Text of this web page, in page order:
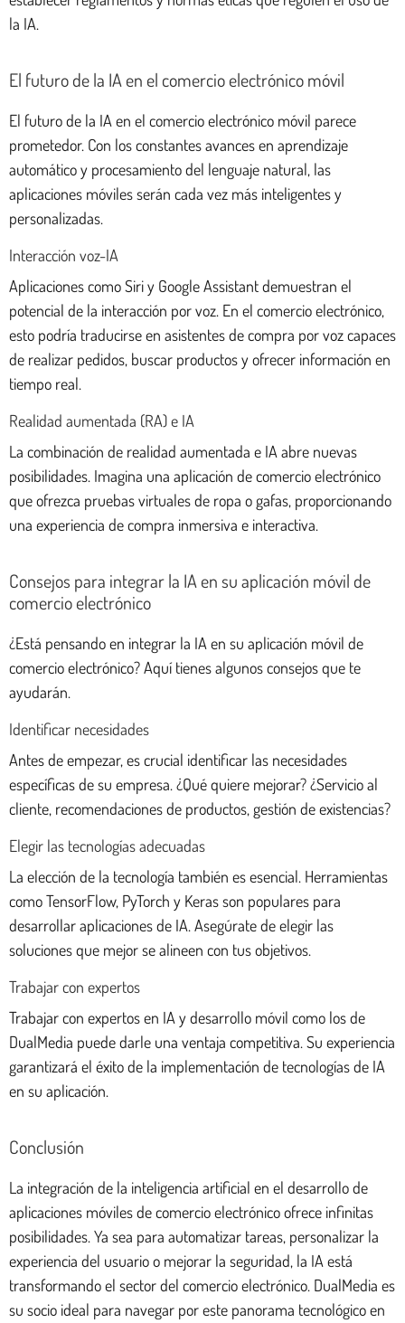
la IA.
El futuro de la IA en el comercio electrónico móvil
El futuro de la IA en el comercio electrónico móvil parece
prometedor. Con los constantes avances en aprendizaje
automático y procesamiento del lenguaje natural, las
aplicaciones móviles serán cada vez más inteligentes y
personalizadas.
Interacción voz-IA
Aplicaciones como Siri y Google Assistant demuestran el
potencial de la interacción por voz. En el comercio electrónico,
esto podría traducirse en asistentes de compra por voz capaces
de realizar pedidos, buscar productos y ofrecer información en
tiempo real.
Realidad aumentada (RA) e IA
La combinación de realidad aumentada e IA abre nuevas
posibilidades. Imagina una aplicación de comercio electrónico
que ofrezca pruebas virtuales de ropa o gafas, proporcionando
una experiencia de compra inmersiva e interactiva.
Consejos para integrar la IA en su aplicación móvil de
comercio electrónico
¿Está pensando en integrar la IA en su aplicación móvil de
comercio electrónico? Aquí tienes algunos consejos que te
ayudarán.
Identificar necesidades
Antes de empezar, es crucial identificar las necesidades
específicas de su empresa. ¿Qué quiere mejorar? ¿Servicio al
cliente, recomendaciones de productos, gestión de existencias?
Elegir las tecnologías adecuadas
La elección de la tecnología también es esencial. Herramientas
como TensorFlow, PyTorch y Keras son populares para
desarrollar aplicaciones de IA. Asegúrate de elegir las
soluciones que mejor se alineen con tus objetivos.
Trabajar con expertos
Trabajar con expertos en IA y desarrollo móvil como los de
DualMedia puede darle una ventaja competitiva. Su experiencia
garantizará el éxito de la implementación de tecnologías de IA
en su aplicación.
Conclusión
La integración de la inteligencia artificial en el desarrollo de
aplicaciones móviles de comercio electrónico ofrece infinitas
posibilidades. Ya sea para automatizar tareas, personalizar la
experiencia del usuario o mejorar la seguridad, la IA está
transformando el sector del comercio electrónico. DualMedia es
su socio ideal para navegar por este panorama tecnológico en